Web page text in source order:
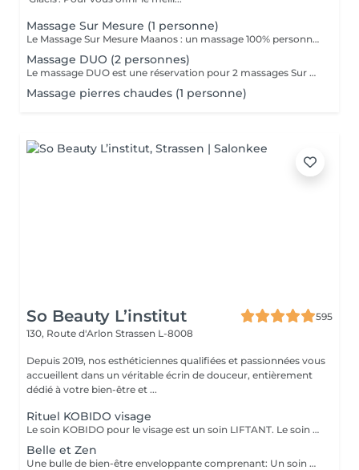
Massage Sur Mesure (1 personne)
Le Massage Sur Mesure Maanos : un massage 100% personnalisé en fonction de vos besoins et de vos envies !
Massage DUO (2 personnes)
Le massage DUO est une réservation pour 2 massages Sur Mesure, en même temps dans la même cabine. Les 2 personnes pourront personnaliser leurs massages en fonction de leurs envies. Possibilité de demander 2 cabines séparées en arrivant sur place.
Massage pierres chaudes (1 personne)
So Beauty L’institut
595
130, Route d'Arlon Strassen L-8008
Depuis 2019, nos esthéticiennes qualifiées et passionnées vous
accueillent dans un véritable écrin de douceur, entièrement
dédié à votre bien-être et ...
Rituel KOBIDO visage
Le soin KOBIDO pour le visage est un soin LIFTANT. Le soin dure 1h15, et vous permettra de lifter complètement votre visage. Il est idéal de venir démaquillé pour commencer ce rituel. La praticienne commencera par un enchaînement de serviettes chaudes, puis viendra stimuler les cellules avec un instrument le RIDOKI. Suivi d'un massage doux avec des techniques de massage spécifiques au Kobido. Puis elle effectura des points de pressions sur les méridiens, pour terminer avec un passage au ROULEAU DE JADE. Laissez-vous porter par ce rituel anti-âge d'exeption à la fois relaxant et liftant.
Belle et Zen
Une bulle de bien-être enveloppante comprenant: Un soin du visage nettoyant et hydratant d'une durée de 60 minutes. (Démaquillage, gommage, extraction des comédons, massage visage, masque et crème de soin) Une manucure ( Limage, la pousse et coupe des cuticules, gommage et massage avec crème de soin. Base transparente comprise si souhaitée) Un massage relaxant des pieds ou des mains d'une durée de 20 minutes